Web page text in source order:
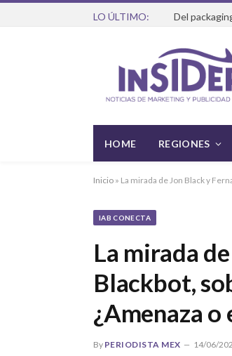
LO ÚLTIMO:
HOME REGIONES
Inicio » La mirada de Jon Black y
IAB CONECTA
La mirada
Blackbot,
¿Amenaza
By PERIODISTA MEX 14/06/